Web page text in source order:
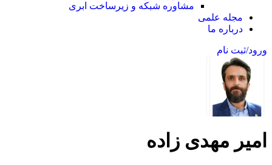
مشاوره شبکه و زیرساخت ابری
مجله علمی
درباره ما
ورود/ثبت نام
امیر مهدی زاده